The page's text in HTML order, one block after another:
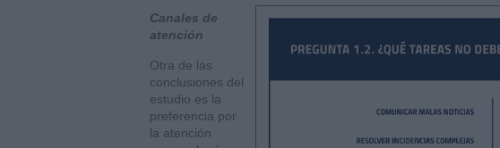
Canales de
atención
Otra de las
conclusiones del
estudio es la
preferencia por
la atención